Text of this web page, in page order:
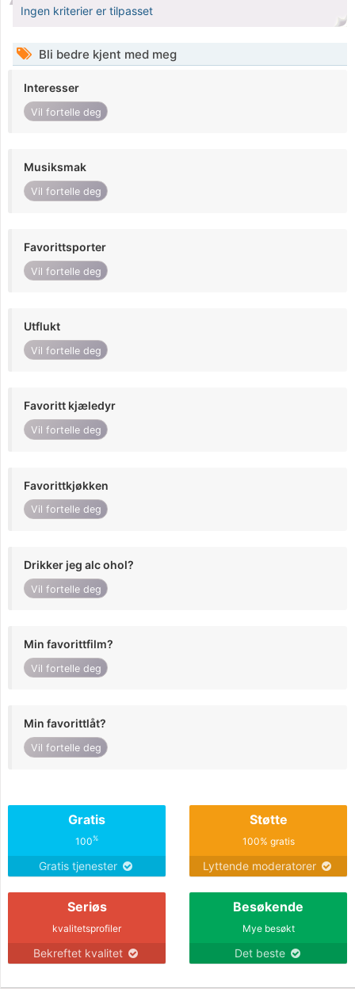
Ingen kriterier er tilpasset
Bli bedre kjent med meg
Interesser
Vil fortelle deg
Musiksmak
Vil fortelle deg
Favorittsporter
Vil fortelle deg
Utflukt
Vil fortelle deg
Favoritt kjæledyr
Vil fortelle deg
Favorittkjøkken
Vil fortelle deg
Drikker jeg alc ohol?
Vil fortelle deg
Min favorittfilm?
Vil fortelle deg
Min favorittlåt?
Vil fortelle deg
Gratis
100%
Gratis tjenester
Støtte
100% gratis
Lyttende moderatorer
Seriøs
kvalitetsprofiler
Bekreftet kvalitet
Besøkende
Mye besøkt
Det beste